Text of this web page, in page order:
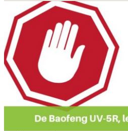
↩30 dagen
📦Gratis v.a.